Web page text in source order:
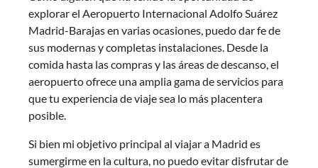
explorar el Aeropuerto Internacional Adolfo Suárez
Madrid-Barajas en varias ocasiones, puedo dar fe de
sus modernas y completas instalaciones. Desde la
comida hasta las compras y las áreas de descanso, el
aeropuerto ofrece una amplia gama de servicios para
que tu experiencia de viaje sea lo más placentera
posible.
Si bien mi objetivo principal al viajar a Madrid es
sumergirme en la cultura, no puedo evitar disfrutar de